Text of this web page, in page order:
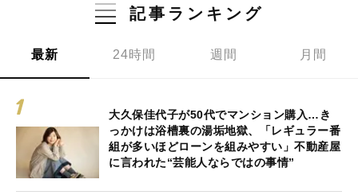
記事ランキング
最新 24時間 週間 月間
大久保佳代子が50代でマンション購入…き
っかけは浴槽裏の湯垢地獄、「レギュラー番
組が多いほどローンを組みやすい」不動産屋
に言われた“芸能人ならではの事情”